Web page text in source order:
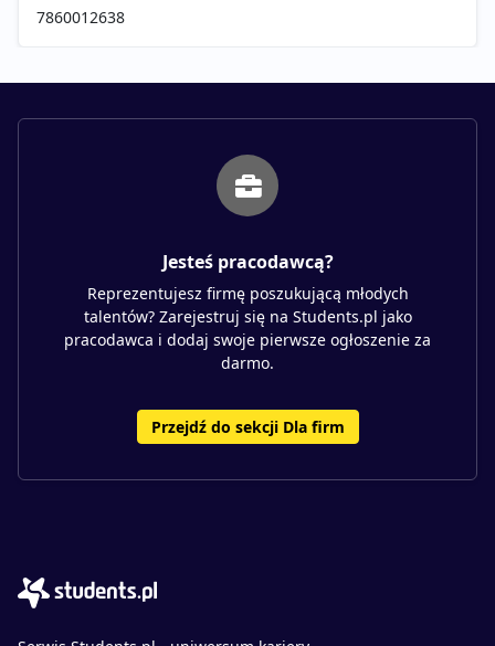
7860012638
Jesteś pracodawcą?
Reprezentujesz firmę poszukującą młodych
talentów? Zarejestruj się na Students.pl jako
pracodawca i dodaj swoje pierwsze ogłoszenie za
darmo.
Przejdź do sekcji Dla firm